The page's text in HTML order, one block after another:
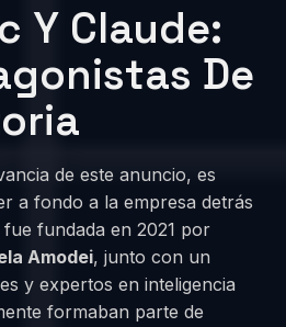
Y Claude:
De
de este anuncio, es
a fondo a la empresa detrás
fue fundada en 2021 por
Amodei, junto con un
y expertos en inteligencia
formaban parte de